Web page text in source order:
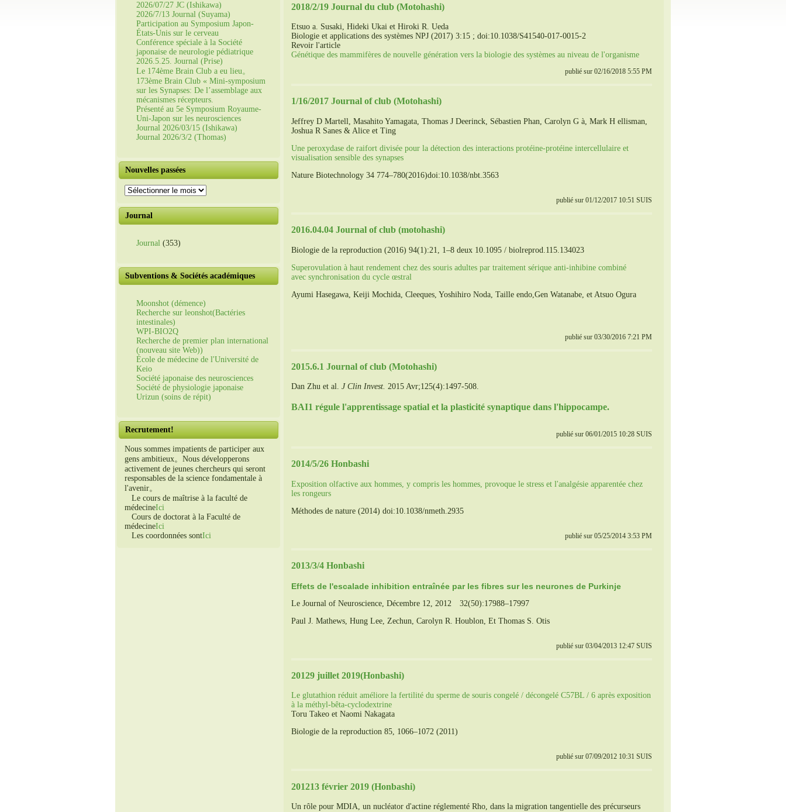
2026/07/27 JC (Ishikawa)
2026/7/13 Journal (Suyama)
Participation au Symposium Japon-
États-Unis sur le cerveau
Conférence spéciale à la Société
japonaise de neurologie pédiatrique
2026.5.25. Journal (Prise)
Le 174ème Brain Club a eu lieu。
173ème Brain Club « Mini-symposium
sur les Synapses: De l’assemblage aux
mécanismes récepteurs.
Présenté au 5e Symposium Royaume-
Uni-Japon sur les neurosciences
Journal 2026/03/15 (Ishikawa)
Journal 2026/3/2 (Thomas)
Nouvelles passées
Nouvelles
passées
Journal
Journal (353)
Subventions & Sociétés académiques
Moonshot (démence)
Recherche sur leonshot(Bactéries
intestinales)
WPI-BIO2Q
Recherche de premier plan international
(nouveau site Web))
École de médecine de l'Université de
Keio
Société japonaise des neurosciences
Société de physiologie japonaise
Urizun (soins de répit)
Recrutement!
Nous sommes impatients de participer aux
gens ambitieux。Nous développerons
activement de jeunes chercheurs qui seront
responsables de la science fondamentale à
l'avenir。
Le cours de maîtrise à la faculté de
médecineIci
Cours de doctorat à la Faculté de
médecineIci
Les coordonnées sontIci
2018/2/19 Journal du club (Motohashi)
Etsuo a. Susaki, Hideki Ukai et Hiroki R. Ueda
Biologie et applications des systèmes NPJ (2017) 3:15 ; doi:10.1038/S41540-017-0015-2
Revoir l'article
Génétique des mammifères de nouvelle génération vers la biologie des systèmes au niveau de l'organisme
publié sur 02/16/2018 5:55 PM
1/16/2017 Journal of club (Motohashi)
Jeffrey D Martell, Masahito Yamagata, Thomas J Deerinck, Sébastien Phan, Carolyn G à, Mark H ellisman,
Joshua R Sanes & Alice et Ting
Une peroxydase de raifort divisée pour la détection des interactions protéine-protéine intercellulaire et
visualisation sensible des synapses
Nature Biotechnology 34 774–780(2016)doi:10.1038/nbt.3563
publié sur 01/12/2017 10:51 SUIS
2016.04.04 Journal of club (motohashi)
Biologie de la reproduction (2016) 94(1):21, 1–8 deux 10.1095 / biolreprod.115.134023
Superovulation à haut rendement chez des souris adultes par traitement sérique anti-inhibine combiné
avec synchronisation du cycle œstral
Ayumi Hasegawa, Keiji Mochida, Cleeques, Yoshihiro Noda, Taille endo,Gen Watanabe, et Atsuo Ogura
publié sur 03/30/2016 7:21 PM
2015.6.1 Journal of club (Motohashi)
Dan Zhu et al. J Clin Invest. 2015 Avr;125(4):1497-508.
BAI1 régule l'apprentissage spatial et la plasticité synaptique dans l'hippocampe.
publié sur 06/01/2015 10:28 SUIS
2014/5/26 Honbashi
Exposition olfactive aux hommes, y compris les hommes, provoque le stress et l'analgésie apparentée chez
les rongeurs
Méthodes de nature (2014) doi:10.1038/nmeth.2935
publié sur 05/25/2014 3:53 PM
2013/3/4 Honbashi
Effets de l'escalade inhibition entraînée par les fibres sur les neurones de Purkinje
Le Journal of Neuroscience, Décembre 12, 2012 32(50):17988–17997
Paul J. Mathews, Hung Lee, Zechun, Carolyn R. Houblon, Et Thomas S. Otis
publié sur 03/04/2013 12:47 SUIS
20129 juillet 2019(Honbashi)
Le glutathion réduit améliore la fertilité du sperme de souris congelé / décongelé C57BL / 6 après exposition
à la méthyl-bêta-cyclodextrine
Toru Takeo et Naomi Nakagata
Biologie de la reproduction 85, 1066–1072 (2011)
publié sur 07/09/2012 10:31 SUIS
201213 février 2019 (Honbashi)
Un rôle pour MDIA, un nucléator d'actine réglementé Rho, dans la migration tangentielle des précurseurs